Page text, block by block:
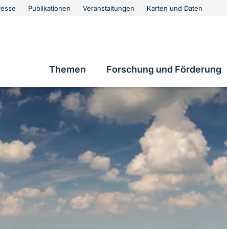
Publikationen Veranstaltungen Karten und Daten
Hauptnavigation
Themen Forschung und Förderung